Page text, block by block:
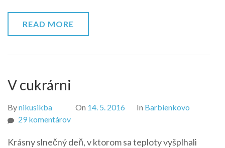
READ MORE
V cukrárni
Bynikusikba On 14. 5. 2016 In Barbienkovo
29 komentárovna
cukrárni
Krásny slnečný deň, v ktorom sa teploty vyšplhali